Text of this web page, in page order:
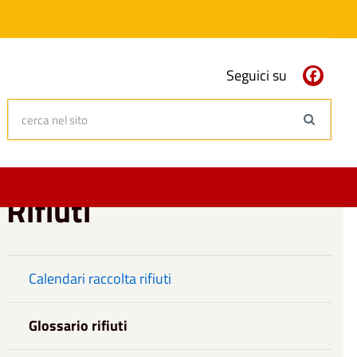
Seguici su
Rifiuti
Calendari raccolta rifiuti
Glossario rifiuti